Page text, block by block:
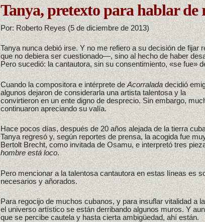
Tanya, pretexto para hablar de
Por: Roberto Reyes (5 de diciembre de 2013)
Tanya nunca debió irse. Y no me refiero a su decisión de
que no debiera ser cuestionado—, sino al hecho de haber
Pero sucedió: la cantautora, sin su consentimiento, «se fue»
Cuando la compositora e intérprete deAcorraladadecidió
algunos dejaron de considerarla una artista talentosa y la
convirtieron en un ente digno de desprecio. Sin embargo,
continuaron apreciando su valía.
Hace pocos días, después de 20 años alejada de la tierra
Tanya regresó y, según reportes de prensa, la acogida fue
Bertolt Brecht, como invitada de Osamu, e interpretó tres
hombre está loco.
Pero mencionar a la talentosa cantautora en estas líneas es
necesarios y añorados.
Para regocijo de muchos cubanos, y para insuflar vitalidad a
el universo artístico se están derribando algunos muros. Y
que se percibe cautela y hasta cierta ambigüedad, ahí están.